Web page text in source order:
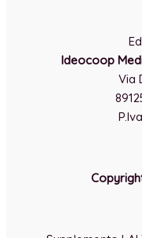
Ideocoop
Via